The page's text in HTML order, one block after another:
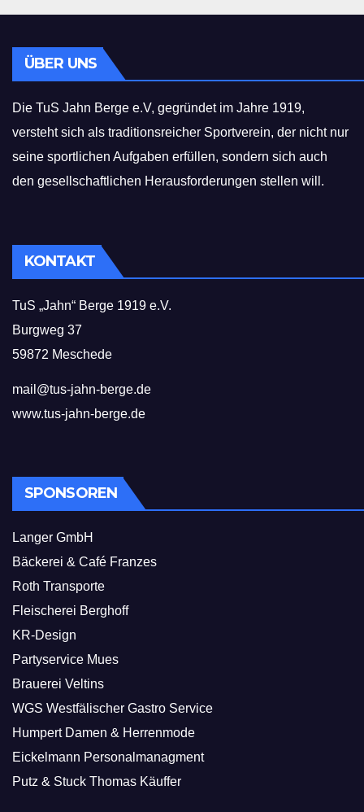
ÜBER UNS
Die TuS Jahn Berge e.V, gegründet im Jahre 1919,
versteht sich als traditionsreicher Sportverein, der nicht nur
seine sportlichen Aufgaben erfüllen, sondern sich auch
den gesellschaftlichen Herausforderungen stellen will.
KONTAKT
TuS „Jahn“ Berge 1919 e.V.
Burgweg 37
59872 Meschede
mail@tus-jahn-berge.de
www.tus-jahn-berge.de
SPONSOREN
Langer GmbH
Bäckerei & Café Franzes
Roth Transporte
Fleischerei Berghoff
KR-Design
Partyservice Mues
Brauerei Veltins
WGS Westfälischer Gastro Service
Humpert Damen & Herrenmode
Eickelmann Personalmanagment
Putz & Stuck Thomas Käuffer